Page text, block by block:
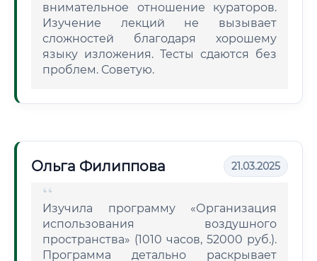
внимательное отношение кураторов.
Изучение лекций не вызывает
сложностей благодаря хорошему
языку изложения. Тесты сдаются без
проблем. Советую.
Ольга Филиппова 21.03.2025
Изучила программу «Организация
использования воздушного
пространства» (1010 часов, 52000 руб.).
Программа детально раскрывает